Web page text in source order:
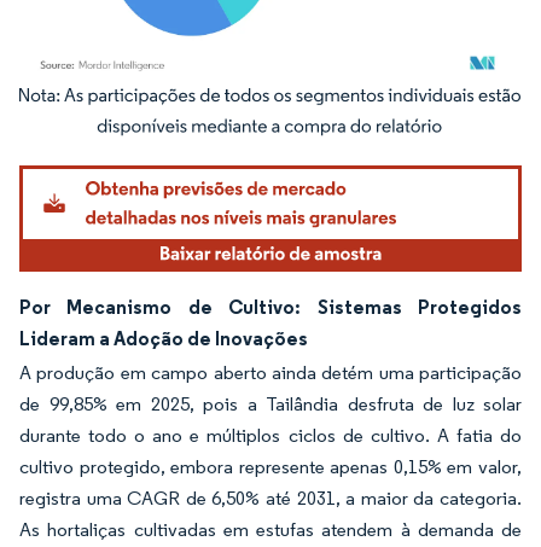
Imagem © Mordor Intelligence. O reuso requer atribuição conforme CC BY 4.0.
Por Mecanismo de Cultivo: Sistemas Protegidos
Lideram a Adoção de Inovações
A produção em campo aberto ainda detém uma participação
de 99,85% em 2025, pois a Tailândia desfruta de luz solar
durante todo o ano e múltiplos ciclos de cultivo. A fatia do
cultivo protegido, embora represente apenas 0,15% em valor,
registra uma CAGR de 6,50% até 2031, a maior da categoria.
As hortaliças cultivadas em estufas atendem à demanda de